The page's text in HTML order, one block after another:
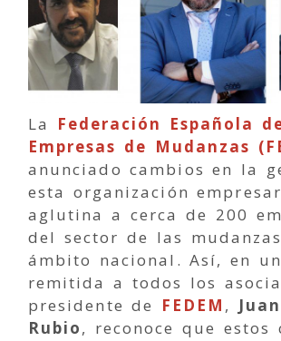
La Federación Española
Empresas de Mudanzas
anunciado cambios en la
esta organización
aglutina a cerca de 200
del sector de las
ámbito nacional. Así, en
remitida a todos los
presidente de FEDEM ,
Rubio, reconoce que estos